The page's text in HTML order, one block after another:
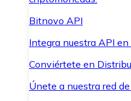
Bitnovo API
Integra nuestra API
Conviértete en
Únete a nuestra red